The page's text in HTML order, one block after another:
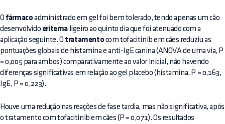
O fármaco administrado em gel foi bem tolerado, tendo apenas um cão
desenvolvido eritema ligeiro ao quinto dia que foi atenuado com a
aplicação seguinte. O tratamento com tofacitinib em cães reduziu as
pontuações globais de histamina e anti-IgE canina (ANOVA de uma via, P
= 0,005 para ambos) comparativamente ao valor inicial, não havendo
diferenças significativas em relação ao gel placebo (histamina, P = 0,163,
IgE, P = 0,223).
Houve uma redução nas reações de fase tardia, mas não significativa, após
o tratamento com tofacitinib em cães (P = 0,071). Os resultados